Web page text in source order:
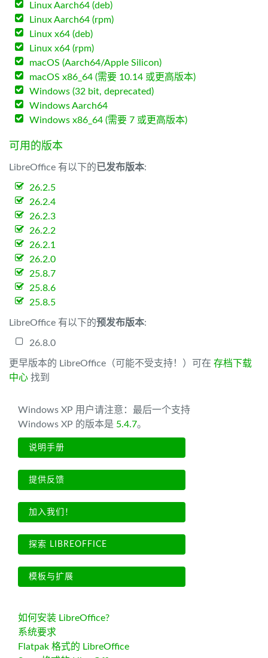
Linux Aarch64 (deb)
Linux Aarch64 (rpm)
Linux x64 (deb)
Linux x64 (rpm)
macOS (Aarch64/Apple Silicon)
macOS x86_64 (需要 10.14 或更高版本)
Windows (32 bit, deprecated)
Windows Aarch64
Windows x86_64 (需要 7 或更高版本)
可用的版本
LibreOffice 有以下的已发布版本:
26.2.5
26.2.4
26.2.3
26.2.2
26.2.1
26.2.0
25.8.7
25.8.6
25.8.5
LibreOffice 有以下的预发布版本:
26.8.0
更早版本的 LibreOffice（可能不受支持！）可在 存档下载
中心 找到
Windows XP 用户请注意：最后一个支持
Windows XP 的版本是 5.4.7。
说明手册
提供反馈
加入我们！
探索 LIBREOFFICE
模板与扩展
如何安装 LibreOffice?
系统要求
Flatpak 格式的 LibreOffice